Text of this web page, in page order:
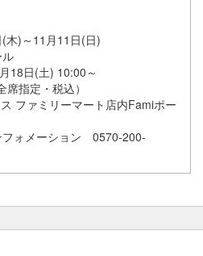
木)～11月11日(日)
18日(土) 10:00～
指定・税込）
ファミリーマート店内Famiポー
フォメーション 0570-200-